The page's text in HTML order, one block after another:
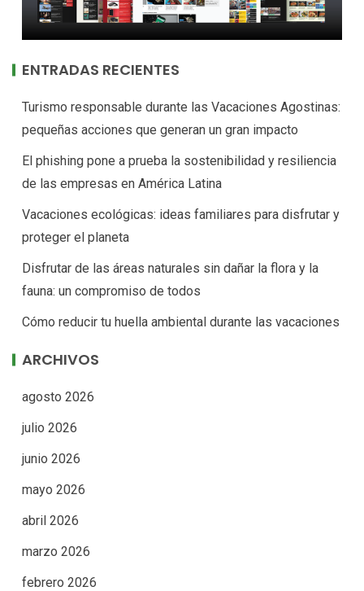
ENTRADAS RECIENTES
Turismo responsable durante las Vacaciones Agostinas:
pequeñas acciones que generan un gran impacto
El phishing pone a prueba la sostenibilidad y resiliencia
de las empresas en América Latina
Vacaciones ecológicas: ideas familiares para disfrutar y
proteger el planeta
Disfrutar de las áreas naturales sin dañar la flora y la
fauna: un compromiso de todos
Cómo reducir tu huella ambiental durante las vacaciones
ARCHIVOS
agosto 2026
julio 2026
junio 2026
mayo 2026
abril 2026
marzo 2026
febrero 2026